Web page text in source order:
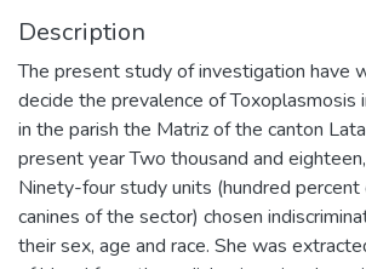
Description
The present study of investigation have
decide the prevalence of Toxoplasmosis
in the parish the Matriz of the canton
present year Two thousand and
Ninety-four study units (hundred
canines of the sector) chosen
their sex, age and race. She was